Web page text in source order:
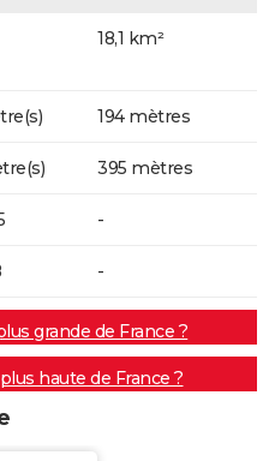
18,1 km²
194 mètres
395 mètres
-
-
grande de France ?
haute de France ?